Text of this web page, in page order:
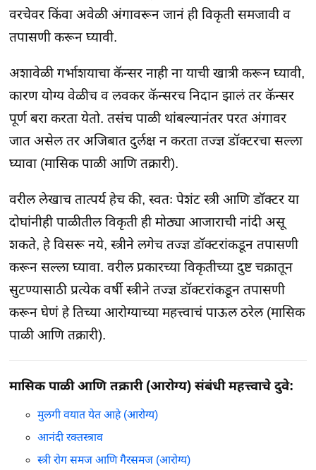
वरचेवर किंवा अवेळी अंगावरून जानं ही विकृती समजावी व
तपासणी करून घ्यावी.
अशावेळी गर्भाशयाचा कॅन्सर नाही ना याची खात्री करून घ्यावी,
कारण योग्य वेळीच व लवकर कॅन्सरच निदान झालं तर कॅन्सर
पूर्ण बरा करता येतो. तसंच पाळी थांबल्यानंतर परत अंगावर
जात असेल तर अजिबात दुर्लक्ष न करता तज्ज्ञ डॉक्टरचा सल्ला
घ्यावा (मासिक पाळी आणि तक्रारी).
वरील लेखाच तात्पर्य हेच की, स्वतः पेशंट स्त्री आणि डॉक्टर या
दोघांनीही पाळीतील विकृती ही मोठ्या आजाराची नांदी असू
शकते, हे विसरू नये, स्त्रीने लगेच तज्ज्ञ डॉक्टरांकडून तपासणी
करून सल्ला घ्यावा. वरील प्रकारच्या विकृतीच्या दुष्ट चक्रातून
सुटण्यासाठी प्रत्येक वर्षी स्त्रीने तज्ज्ञ डॉक्टरांकडून तपासणी
करून घेणं हे तिच्या आरोग्याच्या महत्त्वाचं पाऊल ठरेल (मासिक
पाळी आणि तक्रारी).
मासिक पाळी आणि तक्रारी (आरोग्य) संबंधी महत्त्वाचे दुवे:
मुलगी वयात येत आहे (आरोग्य)
आनंदी रक्तस्त्राव
स्त्री रोग समज आणि गैरसमज (आरोग्य)